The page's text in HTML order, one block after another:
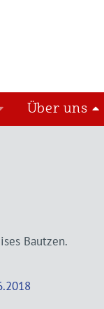
Über uns
Bautzen.